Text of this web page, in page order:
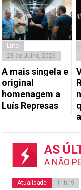
Luto
23 de Julho, 2026
A mais singela e
original
homenagem a
Luís Represas
AS
A NÃO
Atualidade 11h19